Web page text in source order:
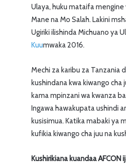
Ulaya, huku mataifa
Mane na Mo Salah. Lakini
Ugiriki ilishinda Michuano ya
Kuumwaka 2016.
Mechi za karibu za Tanzania
kushindana kwa kiwango
kama mpinzani wa kwanza
Ingawa hawakupata ushindi
kusisimua. Katika mabaki ya
kufikia kiwango cha juu na
Kushirikiana kuandaa AFCON